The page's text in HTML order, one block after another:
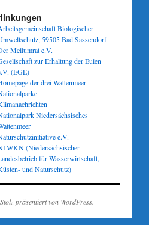
Biologischer
59505 Bad Sassendorf
Mellumrat e.V.
zur Erhaltung der Eulen
(EGE)
der drei Wattenmeer-
Niedersächsisches
e.V.
(Niedersächsischer
für Wasserwirtschaft,
und Naturschutz)
Stolz präsentiert von WordPress.